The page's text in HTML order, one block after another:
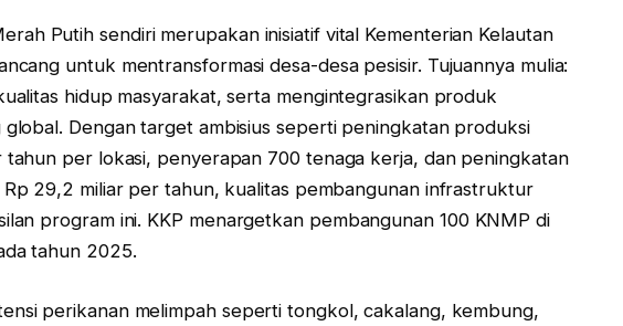
Putih sendiri merupakan inisiatif vital Kementerian Kelautan
untuk mentransformasi desa-desa pesisir. Tujuannya mulia:
hidup masyarakat, serta mengintegrasikan produk
Dengan target ambisius seperti peningkatan produksi
per lokasi, penyerapan 700 tenaga kerja, dan peningkatan
Rp 29,2 miliar per tahun, kualitas pembangunan infrastruktur
program ini. KKP menargetkan pembangunan 100 KNMP di
tahun 2025.
perikanan melimpah seperti tongkol, cakalang, kembung,